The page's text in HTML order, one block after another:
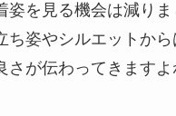
姿を見る機会は減り
ち姿やシルエットから
さが伝わってきますよ